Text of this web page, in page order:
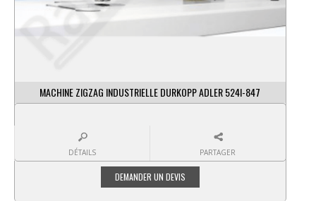
MACHINE ZIGZAG INDUSTRIELLE DURKOPP ADLER 524I-847
DÉTAILS PARTAGER